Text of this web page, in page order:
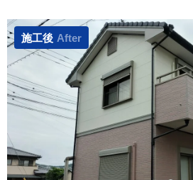
施工後 After